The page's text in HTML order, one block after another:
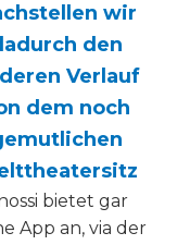
wir
den
Verlauf
dem noch
bietet gar
App an, via der